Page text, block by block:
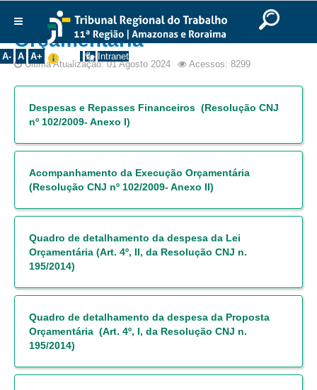
Ir para o rodapé
English
Português Español
A- A A+ Intranet
Institucional
Corregedoria
Composição
Desembargadores
Seções Especializadas
Turmas
Varas do Trabalho
Juízes Manaus
Juízes Interior
Juízes Substitutos
Diretores
Comitês
Transparência : Gestão
Orçamentária
Última Atualização: 01 Agosto 2024 Acessos: 8299
Despesas e Repasses Financeiros (Resolução CNJ
nº 102/2009- Anexo I)
Acompanhamento da Execução Orçamentária
(Resolução CNJ nº 102/2009- Anexo II)
Quadro de detalhamento da despesa da Lei
Orçamentária (Art. 4º, II, da Resolução CNJ n.
195/2014)
Quadro de detalhamento da despesa da Proposta
Orçamentária (Art. 4º, I, da Resolução CNJ n.
195/2014)